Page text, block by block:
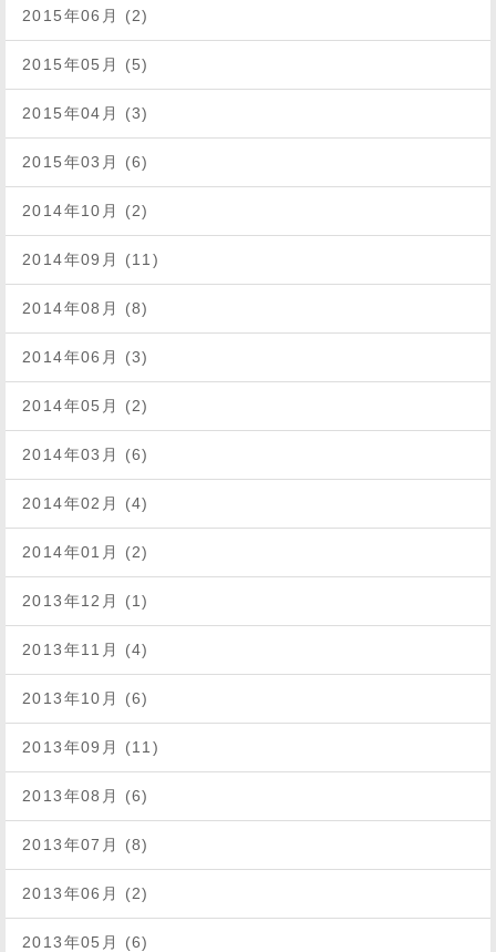
2015年06月 (2)
2015年05月 (5)
2015年04月 (3)
2015年03月 (6)
2014年10月 (2)
2014年09月 (11)
2014年08月 (8)
2014年06月 (3)
2014年05月 (2)
2014年03月 (6)
2014年02月 (4)
2014年01月 (2)
2013年12月 (1)
2013年11月 (4)
2013年10月 (6)
2013年09月 (11)
2013年08月 (6)
2013年07月 (8)
2013年06月 (2)
2013年05月 (6)